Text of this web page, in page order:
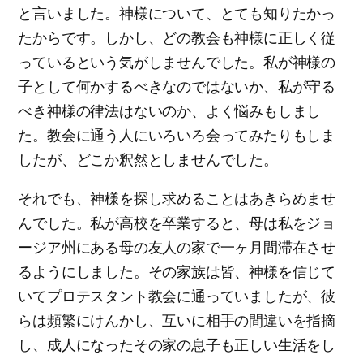
と言いました。神様について、とても知りたかっ
たからです。しかし、どの教会も神様に正しく従
っているという気がしませんでした。私が神様の
子として何かするべきなのではないか、私が守る
べき神様の律法はないのか、よく悩みもしまし
た。教会に通う人にいろいろ会ってみたりもしま
したが、どこか釈然としませんでした。
それでも、神様を探し求めることはあきらめませ
んでした。私が高校を卒業すると、母は私をジョ
ージア州にある母の友人の家で一ヶ月間滞在させ
るようにしました。その家族は皆、神様を信じて
いてプロテスタント教会に通っていましたが、彼
らは頻繁にけんかし、互いに相手の間違いを指摘
し、成人になったその家の息子も正しい生活をし